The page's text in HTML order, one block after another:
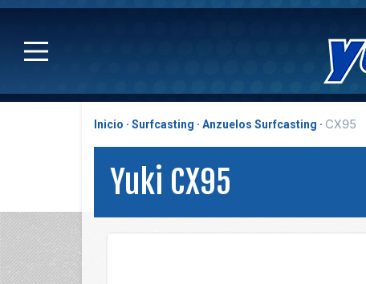
Inicio Surfcasting Anzuelos Surfcasting CX95
Yuki CX95